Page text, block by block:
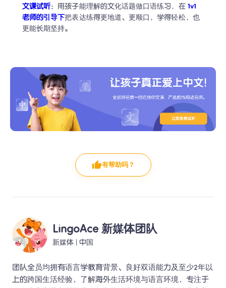
文课试听：用孩子能理解的文化话题做口语练习，在 1v1
老师的引导下把表达练得更地道、更顺口，学得轻松，也
更能长期坚持。
有帮助吗？
LingoAce 新媒体团队
新媒体 中国
团队全员均拥有语言学教育背景、良好双语能力及至少2年以
上的跨国生活经验，了解海外生活环境与语言环境，专注于